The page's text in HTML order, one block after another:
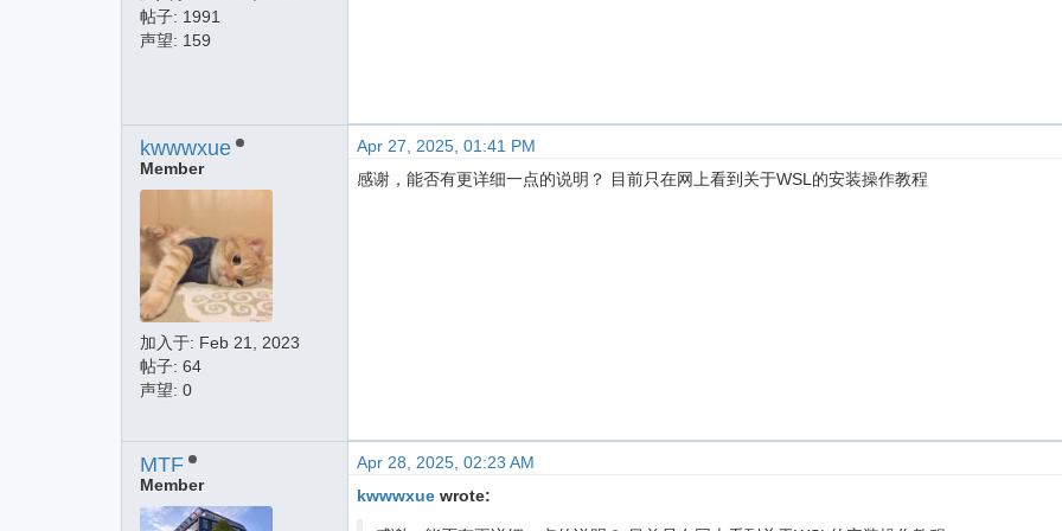
帖子: 1991
声望: 159
kwwwxue
Member
加入于: Feb 21, 2023
帖子: 64
声望: 0
Apr 27, 2025, 01:41 PM
感谢，能否有更详细一点的说明？ 目前只在网上看到关于WSL的安装操作教程
MTF
Member
Apr 28, 2025, 02:23 AM
kwwwxuewrote: